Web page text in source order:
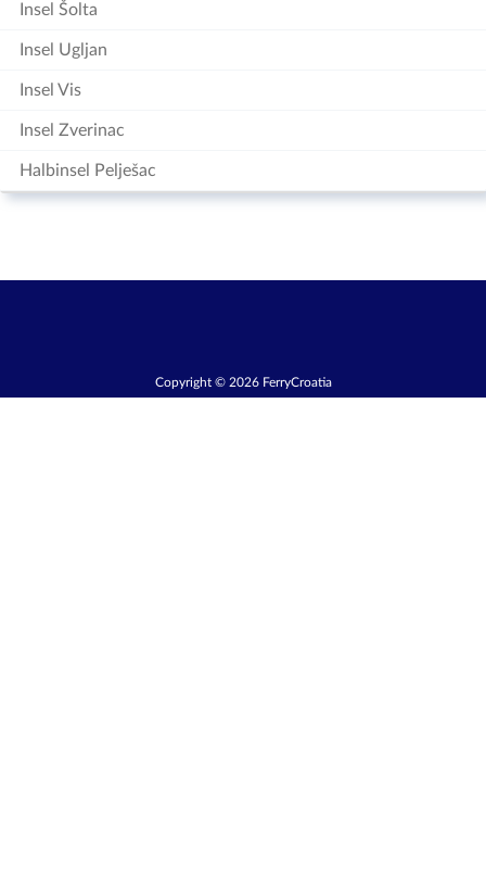
Insel Šolta
Insel Ugljan
Insel Vis
Insel Zverinac
Halbinsel Pelješac
Copyright © 2026 FerryCroatia